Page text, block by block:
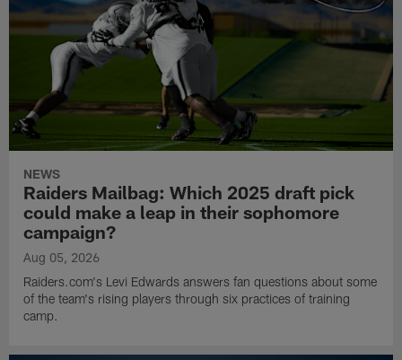
NEWS
Raiders Mailbag: Which 2025 draft pick
could make a leap in their sophomore
campaign?
Aug 05, 2026
Raiders.com's Levi Edwards answers fan questions about some
of the team's rising players through six practices of training
camp.